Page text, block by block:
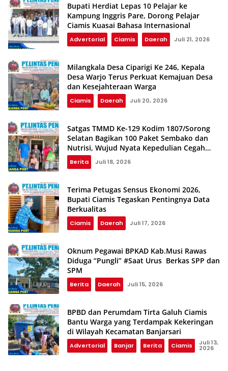
Bupati Herdiat Lepas 10 Pelajar ke
Kampung Inggris Pare, Dorong Pelajar
Ciamis Kuasai Bahasa Internasional
Advertorial Ciamis Daerah Juli 21, 2026
Milangkala Desa Ciparigi Ke 246, Kepala
Desa Warjo Terus Perkuat Kemajuan Desa
dan Kesejahteraan Warga
Ciamis Daerah Juli 20, 2026
Satgas TMMD Ke-129 Kodim 1807/Sorong
Selatan Bagikan 100 Paket Sembako dan
Nutrisi, Wujud Nyata Kepedulian Cegah
Stunting
Berita Juli 18, 2026
Terima Petugas Sensus Ekonomi 2026,
Bupati Ciamis Tegaskan Pentingnya Data
Berkualitas
Ciamis Daerah Juli 17, 2026
Oknum Pegawai BPKAD Kab.Musi Rawas
Diduga “Pungli” #Saat Urus Berkas SPP dan
SPM
Berita Daerah Juli 15, 2026
BPBD dan Perumdam Tirta Galuh Ciamis
Bantu Warga yang Terdampak Kekeringan
di Wilayah Kecamatan Banjarsari
Advertorial Banjar Berita Ciamis Juli 13,
2026